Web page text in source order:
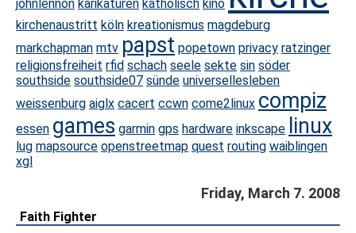
johnlennon karikaturen katholisch kino
kirchenaustritt köln kreationismus magdeburg
markchapman mtv papst popetown privacy ratzinger
religionsfreiheit rfid schach seele sekte sin söder
southside southside07 sünde universellesleben
weissenburg aiglx cacert ccwn come2linux compiz
essen games garmin gps hardware inkscape linux
lug mapsource openstreetmap quest routing waiblingen
xgl
Friday, March 7. 2008
Faith Fighter